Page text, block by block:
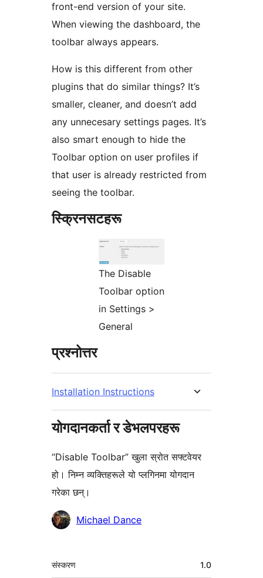
front-end version of your site.
When viewing the dashboard, the
toolbar always appears.
How is this different from other
plugins that do similar things? It’s
smaller, cleaner, and doesn’t add
any unnecesary settings pages. It’s
also smart enough to hide the
Toolbar option on user profiles if
that user is already restricted from
seeing the toolbar.
स्क्रिनसटहरू
The Disable
Toolbar option
in Settings >
General
प्रश्नोत्तर
Installation Instructions
योगदानकर्ता र डेभलपरहरू
“Disable Toolbar” खुला स्रोत सफ्टवेयर
हो। निम्न व्यक्तिहरूले यो प्लगिनमा योगदान
गरेका छन्।
योगदानकर्ताहरूMichael Dance
मेटा
संस्करण 1.0